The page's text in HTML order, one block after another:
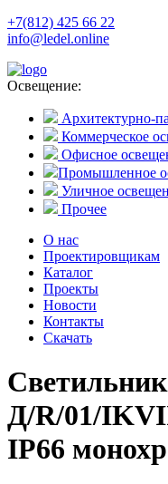
+7(812) 425 66 22
info@ledel.online
Освещение:
Архитектурно-
Коммерческое
Офисное
Промышленное
Уличное
Прочее
О нас
Проектировщикам
Каталог
Проекты
Новости
Контакты
Скачать
Д/R/01/
IP66